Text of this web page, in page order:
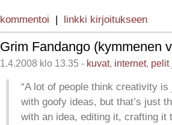
kommentoi | linkki kirjoitukseen
Grim Fandango (kymmenen
1.4.2008 klo 13.35 - kuvat, internet, pelit
“A lot of people think creativity
with goofy ideas, but that’s just
with an idea, editing it, crafting it